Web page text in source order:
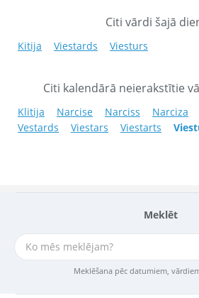
Meklēt
Meklēšana pēc datumiem,
Citi vārdi šajā
Kitija Viestards Viesturs
Citi kalendārā neierakstītie
Klitija Narcise Narciss Narciza
Vestards
Viestars Viestarts